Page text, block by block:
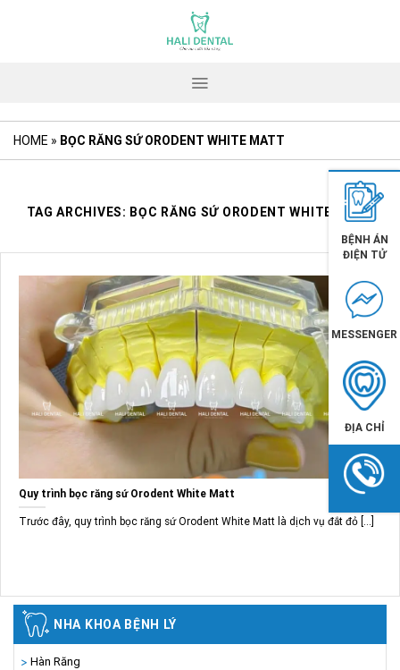
HOME » BỌC RĂNG SỨ ORODENT WHITE MATT
TAG ARCHIVES: BỌC RĂNG SỨ ORODENT WHITE MATT
NHA KHOA BỆNH LÝ
Hàn Răng
Quy trình bọc răng sứ Orodent White Matt
Trước đây, quy trình bọc răng sứ Orodent White Matt là dịch vụ đắt đỏ [...]
BỆNH ÁN
ĐIỆN TỬ
MESSENGER
ĐỊA CHỈ